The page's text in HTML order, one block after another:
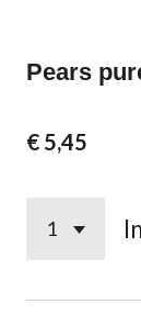
Pears
€ 5,45